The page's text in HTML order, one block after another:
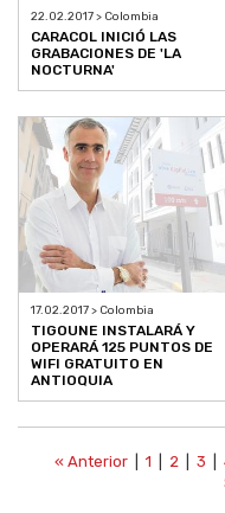
22.02.2017 > Colombia
CARACOL INICIÓ LAS
GRABACIONES DE 'LA
NOCTURNA'
17.02.2017 > Colombia
TIGOUNE INSTALARÁ Y
OPERARÁ 125 PUNTOS DE
WIFI GRATUITO EN
ANTIOQUIA
« Anterior| 1 2 3